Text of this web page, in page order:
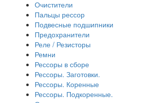
Очистители
Пальцы рессор
Подвесные подшипники
Предохранители
Реле / Резисторы
Ремни
Рессоры в сборе
Рессоры. Заготовки.
Рессоры. Коренные
Рессоры. Подкоренные.